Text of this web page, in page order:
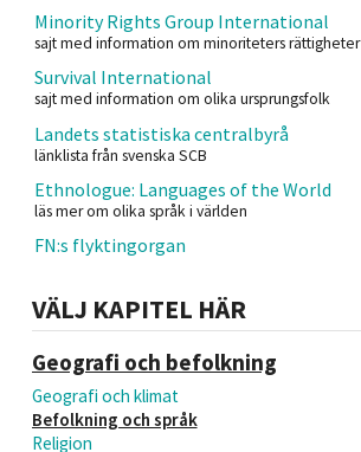
Minority Rights Group International
sajt med information om minoriteters rättigheter
Survival International
sajt med information om olika ursprungsfolk
Landets statistiska centralbyrå
länklista från svenska SCB
Ethnologue: Languages of the World
läs mer om olika språk i världen
FN:s flyktingorgan
VÄLJ KAPITEL HÄR
Geografi och befolkning
Geografi och klimat
Befolkning och språk
Religion